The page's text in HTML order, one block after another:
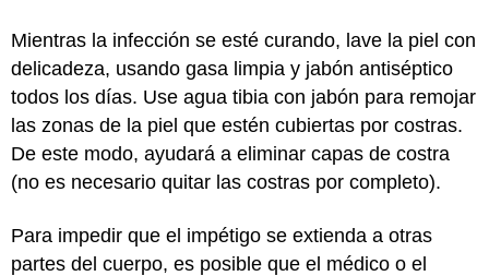
Mientras la infección se esté curando, lave la piel con
delicadeza, usando gasa limpia y jabón antiséptico
todos los días. Use agua tibia con jabón para remojar
las zonas de la piel que estén cubiertas por costras.
De este modo, ayudará a eliminar capas de costra
(no es necesario quitar las costras por completo).
Para impedir que el impétigo se extienda a otras
partes del cuerpo, es posible que el médico o el